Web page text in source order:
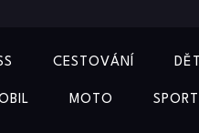
CESTOVÁNÍ
MOTO SPORT